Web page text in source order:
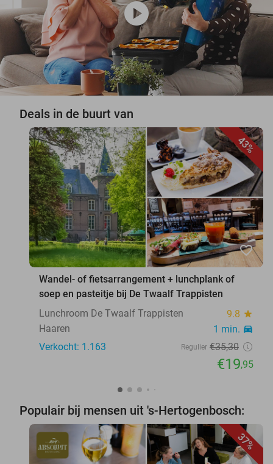
play_circle
Deals in de buurt van
43%
favorite_border
Wandel- of fietsarrangement + lunchplank of
soep en pasteitje bij De Twaalf Trappisten
Lunchroom De Twaalf Trappisten
9.8 star
Haaren 1 min. directions_car
Verkocht: 1.163 Regulier €35,30
€19,95
Populair bij mensen uit 's-Hertogenbosch:
37%